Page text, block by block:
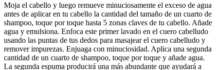
Moja el cabello y luego remueve minuciosamente el exceso de agua
antes de aplicar en tu cabello la cantidad del tamaño de un cuarto de
shampoo, toque por toque hasta 5 zonas claves de tu cabello. Añade
agua y emulsiona. Enfoca este primer lavado en el cuero cabelludo
usando las puntas de tus dedos para masajear el cuero cabelludo y
remover impurezas. Enjuaga con minuciosidad. Aplica una segunda
cantidad de un cuarto de shampoo, toque por toque y añade agua.
La segunda espuma producirá una más abundante que ayudará a